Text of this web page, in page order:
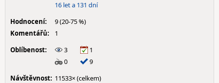
16 let a 131 dní
Hodnocení:
9 (20-75 %)
Komentářů:
1
Oblíbenost:
3
1
0
9
Návštěvnost: 11533× (celkem)